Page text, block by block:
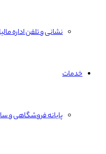
نشانی و تلفن اداره
خدمات
پایانه فروشگاهی و